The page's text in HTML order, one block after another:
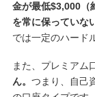
金が最低$3,000（
を常に保っていな
では一定のハード
また、プレミアム
ん。 つまり、自己